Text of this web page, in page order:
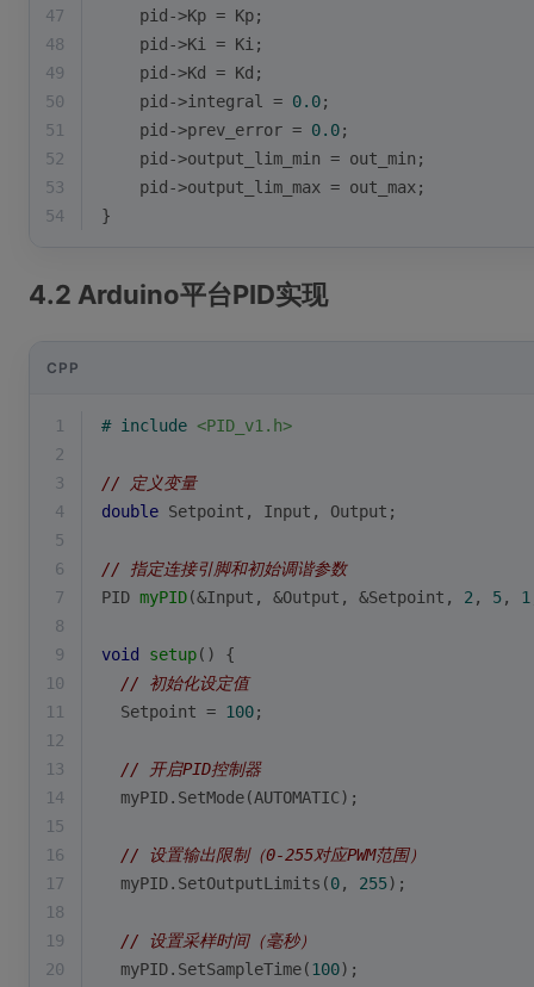
47
    pid->Kp = Kp;
48
    pid->Ki = Ki;
49
    pid->Kd = Kd;
50
    pid->integral =
0.0;
51
    pid->prev_error =
0.0;
52
    pid->output_lim_min = out_min;
53
    pid->output_lim_max = out_max;
54
}
4.2 Arduino平台PID实现
CPP
1 # include <PID_v1.h>
2
3
// 定义变量
4
double Setpoint, Input, Output;
5
6
// 指定连接引脚和初始调谐参数
7
PID myPID(&Input, &Output, &Setpoint, 2 , 5, 1
8
9
void setup()
{
10
// 初始化设定值
11
  Setpoint =
100;
12
13
// 开启PID控制器
14
  myPID.
SetMode(AUTOMATIC);
15
16
// 设置输出限制（0-255对应PWM范围）
17
  myPID.
SetOutputLimits (0, 255);
18
19
// 设置采样时间（毫秒）
20
  myPID.
SetSampleTime(100);